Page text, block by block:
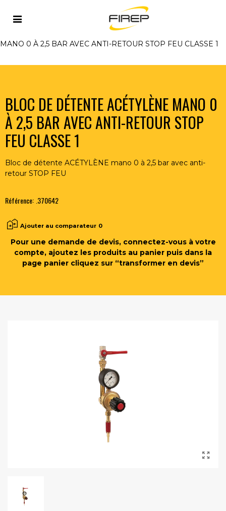
Accueil CENTRALES DE DETETNTE DE GAZ
BLOC DE DÉTENTE ACÉTYLÈNE
MANO 0 À 2,5 BAR AVEC ANTI-RETOUR STOP FEU CLASSE 1
BLOC DE DÉTENTE ACÉTYLÈNE MANO 0
À 2,5 BAR AVEC ANTI-RETOUR STOP
FEU CLASSE 1
Bloc de détente ACÉTYLÈNE mano 0 à 2,5 bar avec anti-
retour STOP FEU
Référence: .370642
Ajouter au comparateur 0
Pour une demande de devis, connectez-vous à votre
compte, ajoutez les produits au panier puis dans la
page panier cliquez sur “transformer en devis”